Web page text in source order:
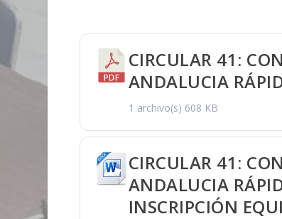
CIRCULAR 41:
ANDALUCIA
1 archivo(s) 608 KB
CIRCULAR 41:
ANDALUCIA
INSCRIPCIÓN